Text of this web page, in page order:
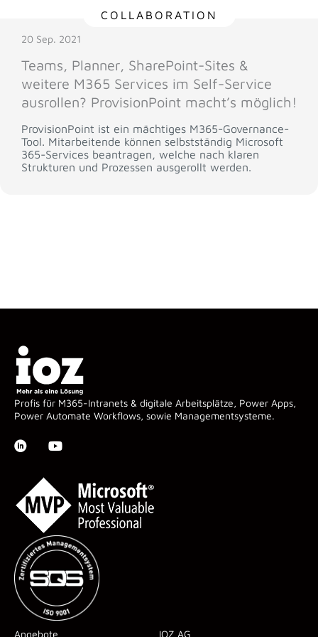
COLLABORATION
20 Sep. 2021
Teams, Planner, SharePoint-Sites &
weitere M365 Services im Self-Service
ausrollen? ProvisionPoint macht’s möglich!
ProvisionPoint ist ein mächtiges M365-Governance-
Tool. Mitarbeitende können selbstständig Microsoft
365-Services beantragen, welche nach klaren
Strukturen und Prozessen ausgerollt werden.
Profis für M365-Intranets & digitale Arbeitsplätze, Power Apps,
Power Automate Workflows, sowie Managementsysteme.
Angebote IOZ AG